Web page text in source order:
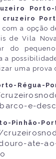
Porto-
cruzeiro
com a opção
de Vila
do
a
uma prova
e-
Pinhão-
ate-